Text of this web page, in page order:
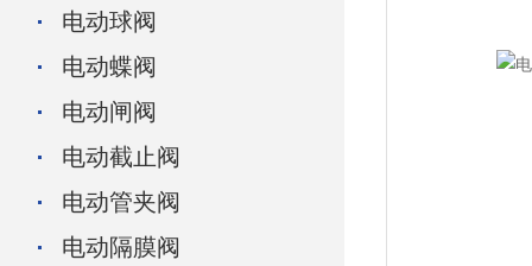
电动球阀
电动蝶阀
电动闸阀
电动截止阀
电动管夹阀
电动隔膜阀